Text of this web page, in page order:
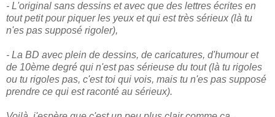
- L'original sans dessins et avec que des lettres écrites en
tout petit pour piquer les yeux et qui est très sérieux (là tu
n'es pas supposé rigoler),
- La BD avec plein de dessins, de caricatures, d'humour et
de 10ème degré qui n'est pas sérieuse du tout (là tu rigoles
ou tu rigoles pas, c'est toi qui vois, mais tu n'es pas supposé
prendre ce qui est raconté au sérieux).